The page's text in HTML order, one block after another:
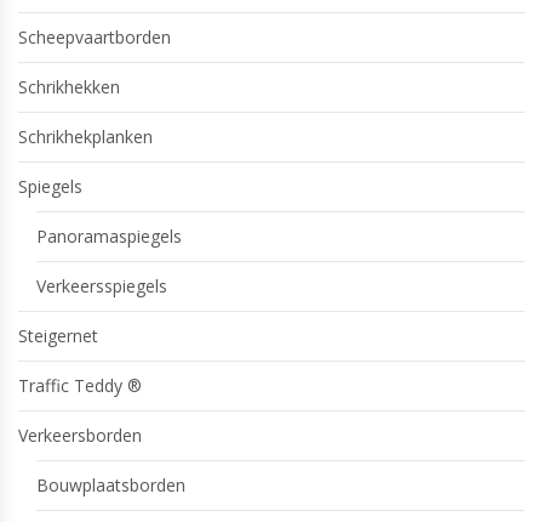
Scheepvaartborden
Schrikhekken
Schrikhekplanken
Spiegels
Panoramaspiegels
Verkeersspiegels
Steigernet
Traffic Teddy ®
Verkeersborden
Bouwplaatsborden